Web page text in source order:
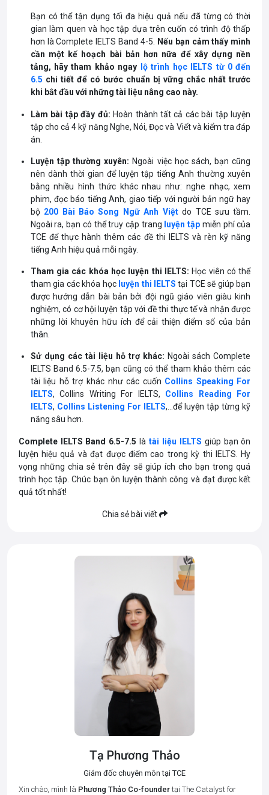
Bạn có thể tận dụng tối đa hiệu quả nếu đã từng có thời
gian làm quen và học tập dựa trên cuốn có trình độ thấp
hơn là Complete IELTS Band 4-5. Nếu bạn cảm thấy mình
cần một kế hoạch bài bản hơn nữa để xây dựng nền
tảng, hãy tham khảo ngay
lộ trình học IELTS từ 0 đến
6.5 chi tiết để có bước chuẩn bị vững chắc nhất trước
khi bắt đầu với những tài liệu nâng cao này.
Làm bài tập đầy đủ: Hoàn thành tất cả các bài tập luyện
tập cho cả 4 kỹ năng Nghe, Nói, Đọc và Viết và kiểm tra đáp
án.
Luyện tập thường xuyên: Ngoài việc học sách, bạn cũng
nên dành thời gian để luyện tập tiếng Anh thường xuyên
bằng nhiều hình thức khác nhau như: nghe nhạc, xem
phim, đọc báo tiếng Anh, giao tiếp với người bản ngữ hay
bộ 200 Bài Báo Song Ngữ Anh Việtdo TCE sưu tầm.
Ngoài ra, bạn có thể truy cập trang luyện tập miễn phí của
TCE để thực hành thêm các đề thi IELTS và rèn kỹ năng
tiếng Anh hiệu quả mỗi ngày.
Tham gia các khóa học luyện thi IELTS: Học viên có thể
tham gia cáckhóa học luyện thi IELTS tại TCE sẽ giúp bạn
được hướng dẫn bài bản bởi đội ngũ giáo viên giàu kinh
nghiệm, có cơ hội luyện tập với đề thi thực tế và nhận được
những lời khuyên hữu ích để cải thiện điểm số của bản
thân.
Sử dụng các tài liệu hỗ trợ khác: Ngoài sách Complete
IELTS Band 6.5-7.5, bạn cũng có thể tham khảo thêm các
tài liệu hỗ trợ khác như các cuốn Collins Speaking For
IELTS, Collins Writing For IELTS, Collins Reading For
IELTS, Collins Listening For IELTS,…để luyện tập từng kỹ
năng sâu hơn.
Complete IELTS Band 6.5-7.5 làtài liệu IELTS giúp bạn ôn
luyện hiệu quả và đạt được điểm cao trong kỳ thi IELTS. Hy
vọng những chia sẻ trên đây sẽ giúp ích cho bạn trong quá
trình học tập. Chúc bạn ôn luyện thành công và đạt được kết
quả tốt nhất!
Chia sẻ bài viết
Tạ Phương Thảo
Giám đốc chuyên môn tại TCE
Xin chào, mình là Phương Thảo Co-foundertại The Catalyst for